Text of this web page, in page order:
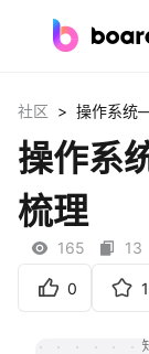
社区资源
会员
企业服务
社区 > 操作系统
操作系
梳理
165 13
0 1